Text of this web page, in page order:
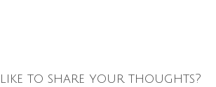
to share your thoughts?